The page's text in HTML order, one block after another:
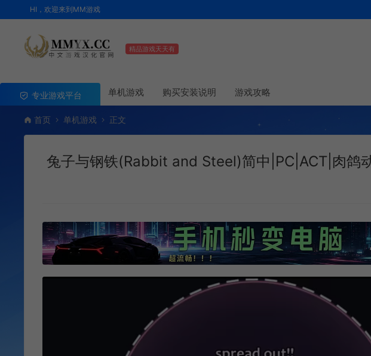
HI，欢迎来到MM游戏
精品游戏天天有
专业游戏平台 单机游戏 购买安装说明 游戏攻略
首页 单机游戏 正文
兔子与钢铁(Rabbit and Steel)简中|PC|ACT|肉鸽